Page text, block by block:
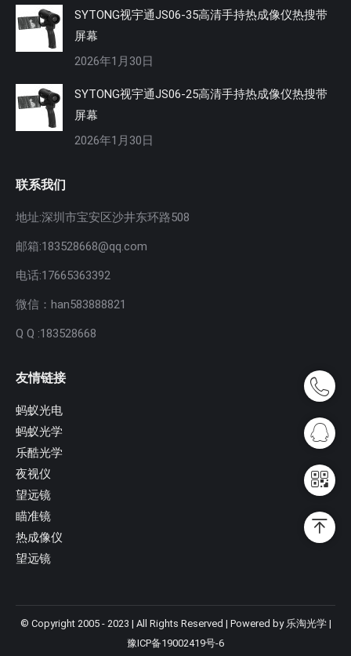
SYTONG视宇通JS06-35高清手持热成像仪热搜带
屏幕
2026年1月30日
SYTONG视宇通JS06-25高清手持热成像仪热搜带
屏幕
2026年1月30日
联系我们
地址:深圳市宝安区沙井东环路508
邮箱:183528668@qq.com
电话:17665363392
微信：han583888821
Q Q :183528668
友情链接
蚂蚁光电
蚂蚁光学
乐酷光学
夜视仪
望远镜
瞄准镜
热成像仪
望远镜
© Copyright 2005 - 2023 | All Rights Reserved | Powered by 乐淘光学 |
豫ICP备19002419号-6